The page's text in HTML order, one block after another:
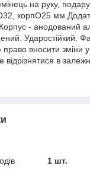
на руку,
корпО25 мм
- анодований
Ударостійкий.
вносити зміни
в
1 шт.